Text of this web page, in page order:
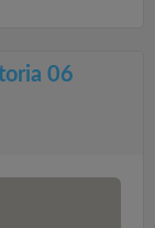
06